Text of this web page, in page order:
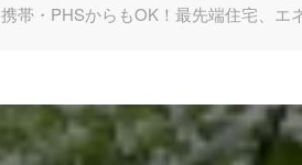
携帯・PHSからもOK！最先端住宅、エ